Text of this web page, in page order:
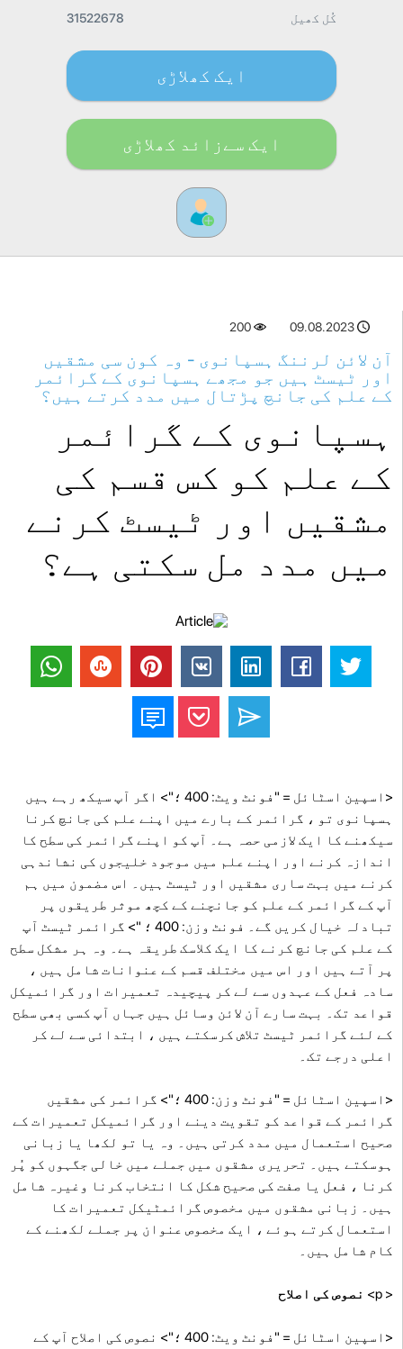
کُل کھیل 31522678
ایک کھلاڑی
ایک سےزائد کھلاڑی
09.08.2023
200
آن لائن لرننگ ہسپانوی - وہ کون سی مشقیں
اور ٹیسٹ ہیں جو مجھے ہسپانوی کے گرائمر
کے علم کی جانچ پڑتال میں مدد کرتے ہیں؟
ہسپانوی کے گرائمر
کے علم کو کس قسم کی
مشقیں اور ٹیسٹ کرنے
میں مدد مل سکتی ہے؟
<اسپین اسٹائل = "فونٹ ویٹ: 400 ؛"> اگر آپ سیکھ رہے ہیں
ہسپانوی تو ، گرائمر کے بارے میں اپنے علم کی جانچ کرنا
سیکھنے کا ایک لازمی حصہ ہے۔ آپ کو اپنے گرائمر کی سطح کا
اندازہ کرنے اور اپنے علم میں موجود خلیجوں کی نشاندہی
کرنے میں بہت ساری مشقیں اور ٹیسٹ ہیں۔ اس مضمون میں ہم
آپ کے گرائمر کے علم کو جانچنے کے کچھ موثر طریقوں پر
تبادلہ خیال کریں گے۔ فونٹ وزن: 400 ؛ "> گرائمر ٹیسٹ آپ
کے علم کی جانچ کرنے کا ایک کلاسک طریقہ ہے۔ وہ ہر مشکل سطح
پر آتے ہیں اور اس میں مختلف قسم کے عنوانات شامل ہیں ،
سادہ فعل کے عہدوں سے لے کر پیچیدہ تعمیرات اور گرائمیکل
قواعد تک۔ بہت سارے آن لائن وسائل ہیں جہاں آپ کسی بھی سطح
کے لئے گرائمر ٹیسٹ تلاش کرسکتے ہیں ، ابتدائی سے لے کر
اعلی درجے تک۔
<اسپین اسٹائل = "فونٹ وزن: 400 ؛"> گرائمر کی مشقیں
گرائمر کے قواعد کو تقویت دینے اور گرائمیکل تعمیرات کے
صحیح استعمال میں مدد کرتی ہیں۔ وہ یا تو لکھا یا زبانی
ہوسکتے ہیں۔ تحریری مشقوں میں جملے میں خالی جگہوں کو پُر
کرنا ، فعل یا صفت کی صحیح شکل کا انتخاب کرنا وغیرہ شامل
ہیں۔ زبانی مشقوں میں مخصوص گرائمٹیکل تعمیرات کا
استعمال کرتے ہوئے ، ایک مخصوص عنوان پر جملے لکھنے کے
کام شامل ہیں۔
< p> نصوص کی اصلاح
<اسپین اسٹائل = "فونٹ ویٹ: 400 ؛"> نصوص کی اصلاح آپ کے